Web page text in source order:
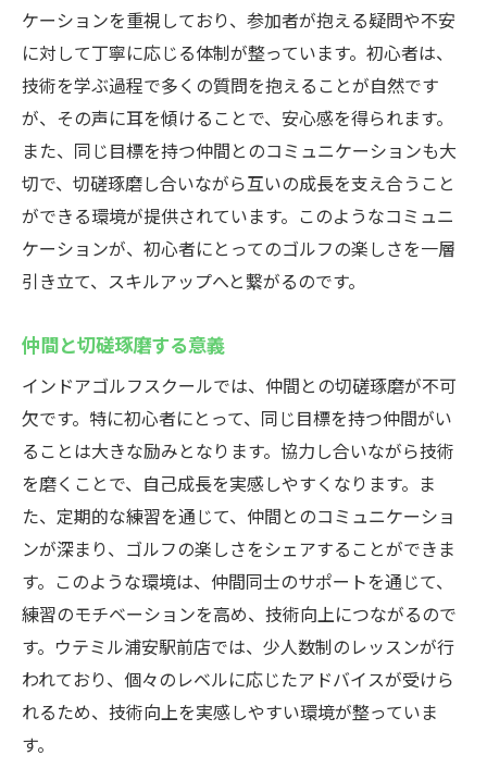
ケーションを重視しており、参加者が抱える疑問や不安
に対して丁寧に応じる体制が整っています。初心者は、
技術を学ぶ過程で多くの質問を抱えることが自然です
が、その声に耳を傾けることで、安心感を得られます。
また、同じ目標を持つ仲間とのコミュニケーションも大
切で、切磋琢磨し合いながら互いの成長を支え合うこと
ができる環境が提供されています。このようなコミュニ
ケーションが、初心者にとってのゴルフの楽しさを一層
引き立て、スキルアップへと繋がるのです。
仲間と切磋琢磨する意義
インドアゴルフスクールでは、仲間との切磋琢磨が不可
欠です。特に初心者にとって、同じ目標を持つ仲間がい
ることは大きな励みとなります。協力し合いながら技術
を磨くことで、自己成長を実感しやすくなります。ま
た、定期的な練習を通じて、仲間とのコミュニケーショ
ンが深まり、ゴルフの楽しさをシェアすることができま
す。このような環境は、仲間同士のサポートを通じて、
練習のモチベーションを高め、技術向上につながるので
す。ウテミル浦安駅前店では、少人数制のレッスンが行
われており、個々のレベルに応じたアドバイスが受けら
れるため、技術向上を実感しやすい環境が整っていま
す。